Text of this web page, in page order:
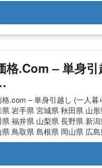
格.com – 単身引
格.com – 単身引越し (一人
県 岩手県 宮城県 秋田県 山
県 福井県 山梨県 長野県 新
県 鳥取県 島根県 岡山県 広